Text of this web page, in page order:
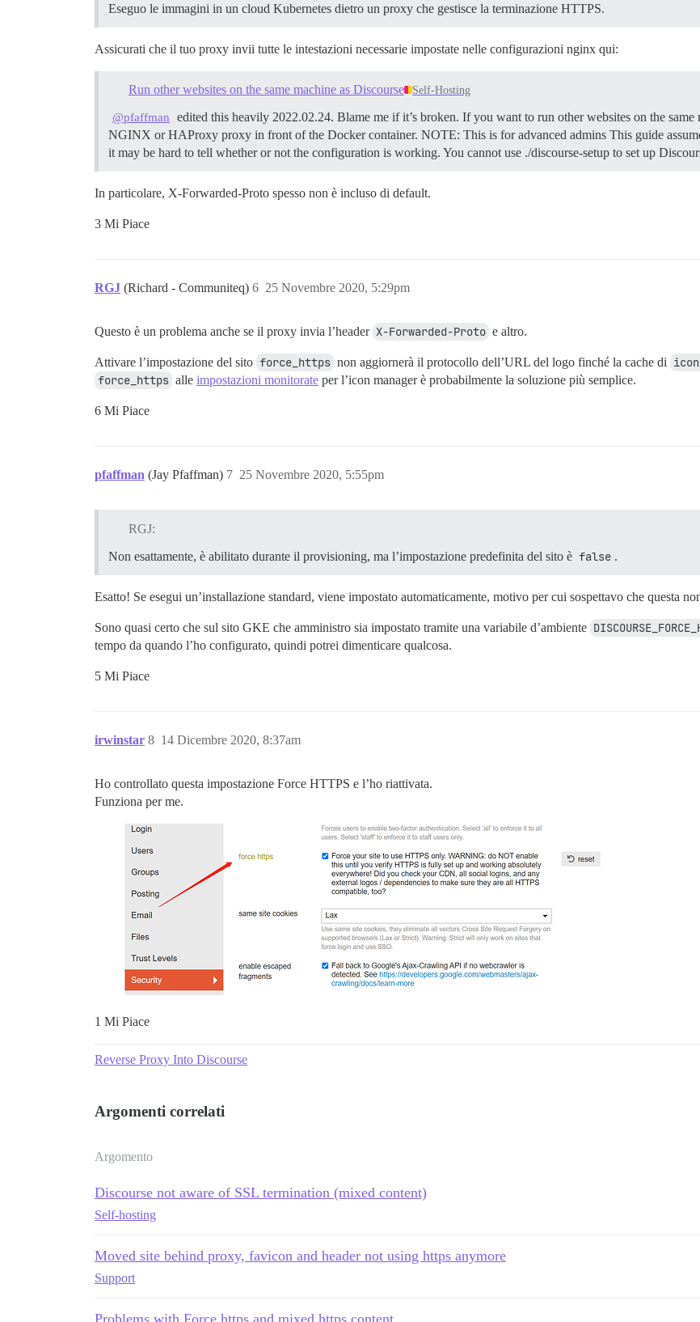
Eseguo le immagini in un cloud Kubernetes dietro un proxy che gestisce la terminazione HTTPS.
Assicurati che il tuo proxy invii tutte le intestazioni necessarie impostate nelle configurazioni nginx qui:
Run other websites on the same machine as Discourse Self-Hosting
@pfaffman
edited this heavily 2022.02.24. Blame me if it’s broken. If you want to run other websites on the same
NGINX or HAProxy proxy in front of the Docker container. NOTE: This is for advanced admins This guide
it may be hard to tell whether or not the configuration is working. You cannot use ./discourse-setup to set up
In particolare, X-Forwarded-Proto spesso non è incluso di default.
3 Mi Piace
RGJ (Richard - Communiteq) 25 Novembre 2020, 5:29pm
6
Questo è un problema anche se il proxy invia l’header X-Forwarded-Proto e altro.
Attivare l’impostazione del sito force_https non aggiornerà il protocollo dell’URL del logo finché la cache di
force_https alle impostazioni monitorate per l’icon manager è probabilmente la soluzione più semplice.
6 Mi Piace
pfaffman (Jay Pfaffman) 25 Novembre 2020, 5:55pm
7
RGJ:
Non esattamente, è abilitato durante il provisioning, ma l’impostazione predefinita del sito è false .
Esatto! Se esegui un’installazione standard, viene impostato automaticamente, motivo per cui sospettavo che questa
Sono quasi certo che sul sito GKE che amministro sia impostato tramite una variabile d’ambiente
tempo da quando l’ho configurato, quindi potrei dimenticare qualcosa.
5 Mi Piace
irwinstar 14 Dicembre 2020, 8:37am
8
Ho controllato questa impostazione Force HTTPS e l’ho riattivata.
Funziona per me.
1 Mi Piace
Reverse Proxy Into Discourse
Argomenti correlati
Argomento
Discourse not aware of SSL termination (mixed content)
Self-hosting
Moved site behind proxy, favicon and header not using https anymore
Support